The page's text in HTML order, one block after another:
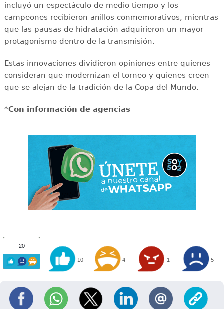
incluyó un espectáculo de medio tiempo y los
campeones recibieron anillos conmemorativos, mientras
que las pausas de hidratación adquirieron un mayor
protagonismo dentro de la transmisión.
Estas innovaciones dividieron opiniones entre quienes
consideran que modernizan el torneo y quienes creen
que se alejan de la tradición de la Copa del Mundo.
*Con información de agencias
20
10 4 1 5